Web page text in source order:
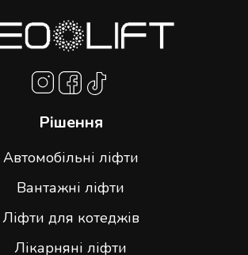
Рішення
Автомобільні ліфти
Вантажні ліфти
Ліфти для котеджів
Лікарняні ліфти